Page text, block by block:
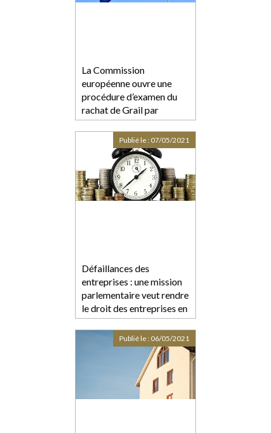
La Commission
européenne ouvre une
procédure d’examen du
rachat de Grail par
Illumina
Défaillances des
entreprises : une mission
parlementaire veut rendre
le droit des entreprises en
difficulté plus efficace
Publié le : 07/05/2021
Publié le : 06/05/2021